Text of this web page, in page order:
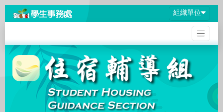
組織單位